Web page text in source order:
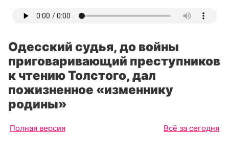
Одесский судья, до войны
приговаривающий преступников
к чтению Толстого, дал
пожизненное «изменнику
родины»
Полная версия Всё за сегодня